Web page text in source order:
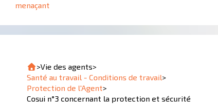
menaçant
>Vie des agents>
Santé au travail - Conditions de travail>
Protection de l'Agent>
Cosui n°3 concernant la protection et sécurité